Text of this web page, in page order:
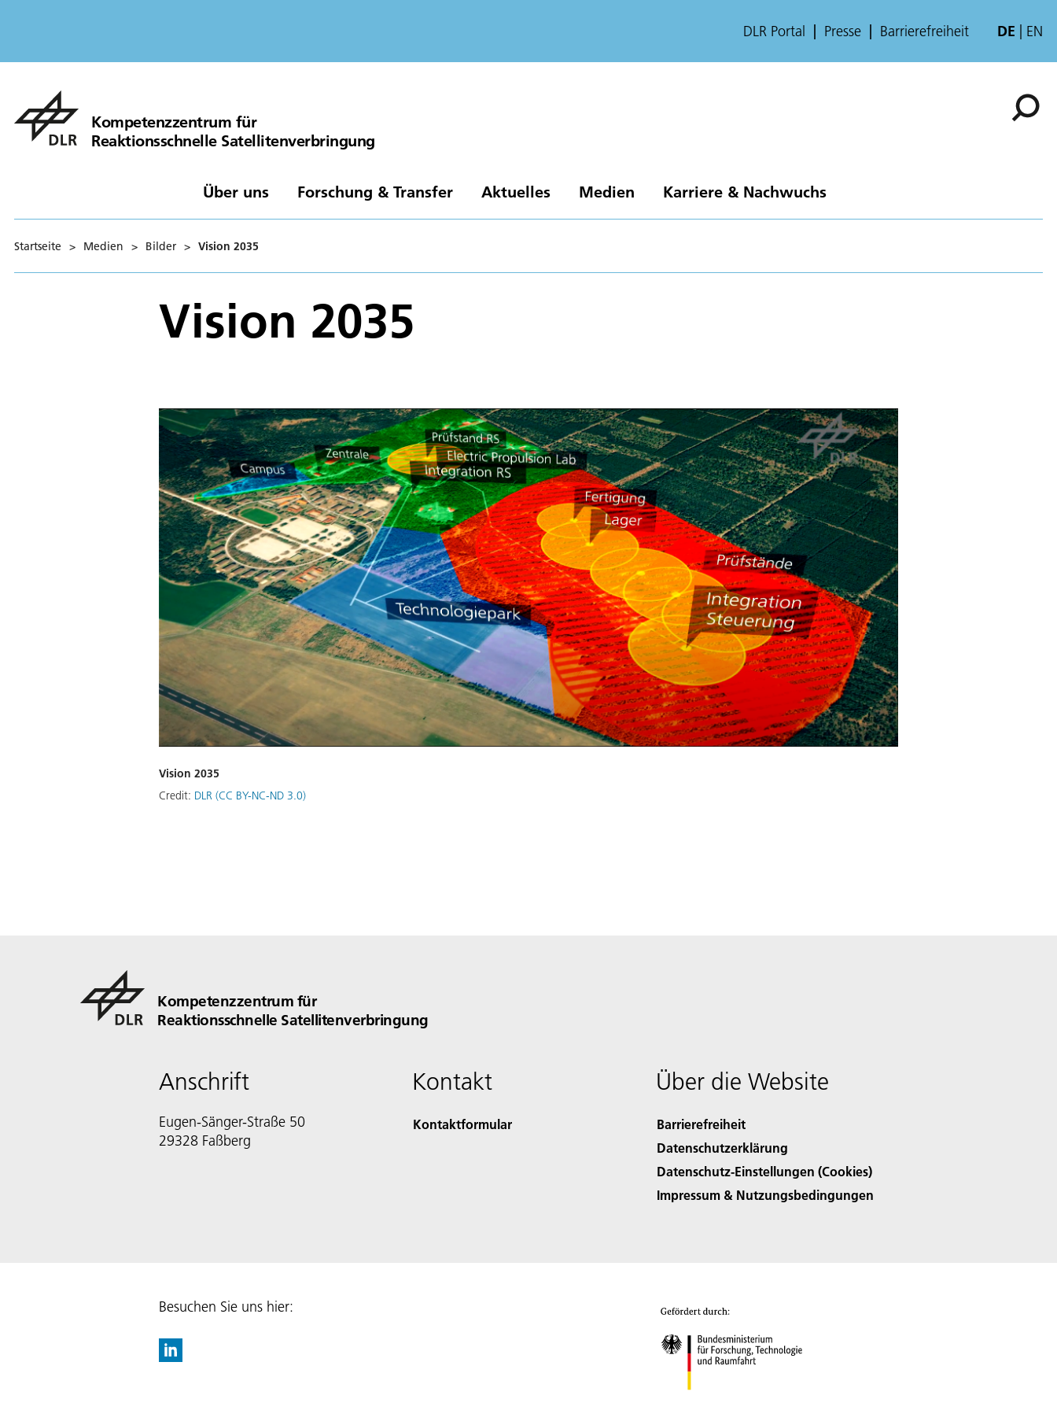
DLR Portal Presse Barrierefreiheit DE EN
Kompetenzzentrum für
Reaktionsschnelle Satellitenverbringung
Über uns Forschung & Transfer Aktuelles Medien Karriere & Nachwuchs
Startseite > Medien > Bilder > Vision 2035
Vision 2035
Vision 2035
Credit: DLR (CC BY-NC-ND 3.0)
Kompetenzzentrum für
Reaktionsschnelle Satellitenverbringung
Anschrift
Eugen-Sänger-Straße 50
29328 Faßberg
Kontakt
Kontaktformular
Über die Website
Barrierefreiheit
Datenschutzerklärung
Datenschutz-Einstellungen (Cookies)
Impressum & Nutzungsbedingungen
Besuchen Sie uns hier: